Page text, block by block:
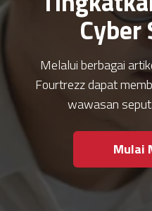
Cyber
Melalui berbagai
Fourtrezz dapat
wawasan
Mulai